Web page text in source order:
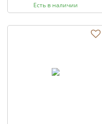
Есть в наличии